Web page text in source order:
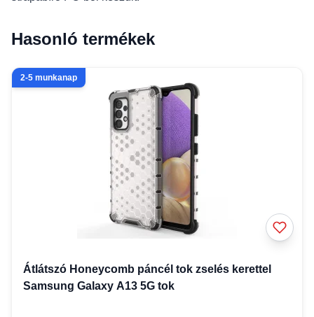
Hasonló termékek
2-5 munkanap
Átlátszó Honeycomb páncél tok zselés kerettel
Samsung Galaxy A13 5G tok